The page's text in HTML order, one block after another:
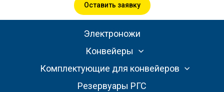
Оставить заявку
Электроножи
Конвейеры
Комплектующие для конвейеров
Резервуары РГС